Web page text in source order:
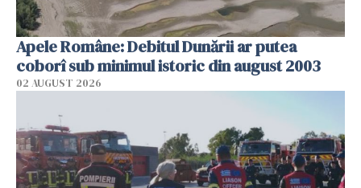
Apele Române: Debitul Dunării ar putea
coborî sub minimul istoric din august 2003
02 AUGUST 2026